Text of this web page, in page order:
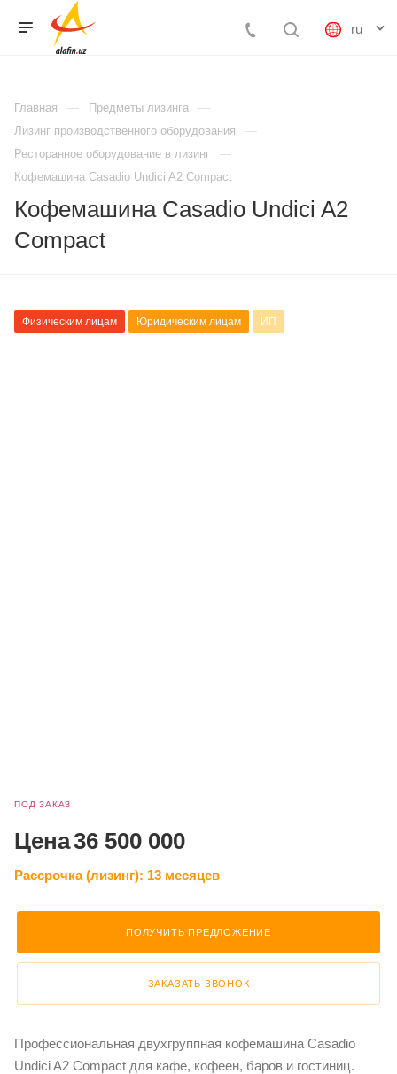
Главная
Предметы лизинга
Лизинг производственного оборудования
Ресторанное оборудование в лизинг
Кофемашина Casadio Undici A2 Compact
Кофемашина Casadio Undici A2
Compact
ПОД ЗАКАЗ
Цена36 500 000
Рассрочка (лизинг): 13 месяцев
ПОЛУЧИТЬ ПРЕДЛОЖЕНИЕ
ЗАКАЗАТЬ ЗВОНОК
Профессиональная двухгруппная кофемашина Casadio
Undici A2 Compact для кафе, кофеен, баров и гостиниц.
Физическим лицам Юридическим лицам ИП